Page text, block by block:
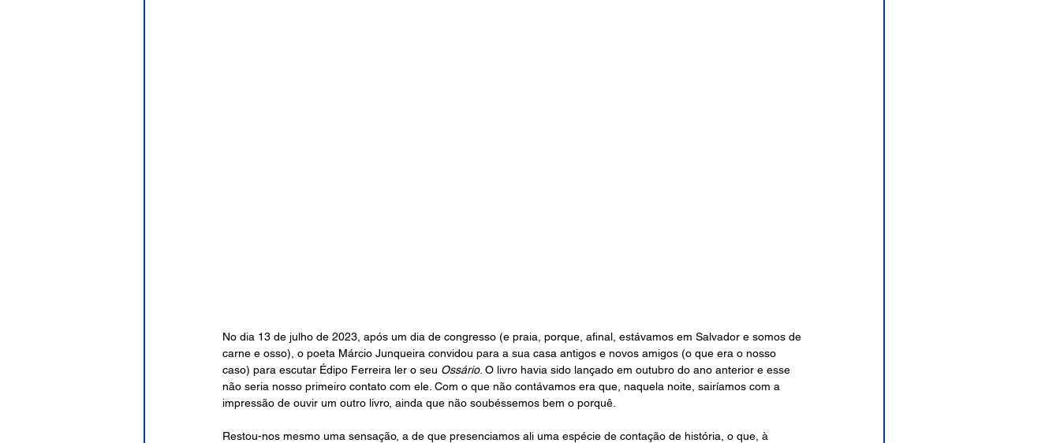
No dia 13 de julho de 2023, após um dia de congresso (e praia, porque, afinal, estávamos em Salvador e somos de
carne e osso), o poeta Márcio Junqueira convidou para a sua casa antigos e novos amigos (o que era o nosso
caso) para escutar Édipo Ferreira ler o seu Ossário. O livro havia sido lançado em outubro do ano anterior e esse
não seria nosso primeiro contato com ele. Com o que não contávamos era que, naquela noite, sairíamos com a
impressão de ouvir um outro livro, ainda que não soubéssemos bem o porquê.
Restou-nos mesmo uma sensação, a de que presenciamos ali uma espécie de contação de história, o que, à